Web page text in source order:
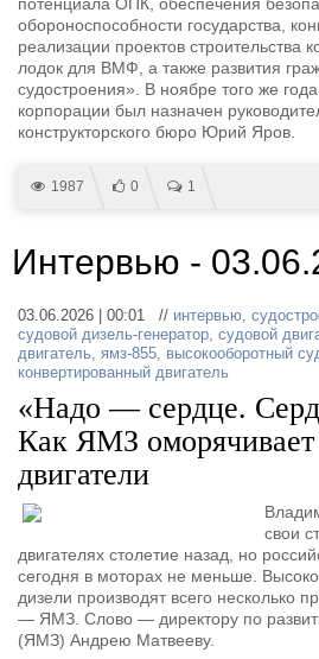
обороноспособности государства,
реализации проектов строительства
лодок для ВМФ, а также развития
судостроения». В ноябре того же
корпорации был назначен
конструкторского бюро Юрий Яров.
1987 0 1
Интервью -
03.06.2026 | 00:01 // интервью,
судовой дизель-генератор, судовой
двигатель, ямз-855, высокооборотный
конвертированный двигатель
«Надо — сердце.
Как ЯМЗ оморячивает
двигатели
свои
двигателях столетие назад, но
сегодня в моторах не меньше.
дизели производят всего несколько
— ЯМЗ. Слово — директору по
(ЯМЗ) Андрею Матвееву.